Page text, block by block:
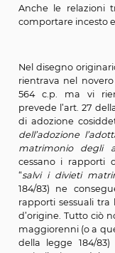
familiare ex
dell’uomo,
Per il novellato
di parentela è
aggravante o
filiazione fuori
matrimonio.
differenza tra
matrimonio.
Anche le